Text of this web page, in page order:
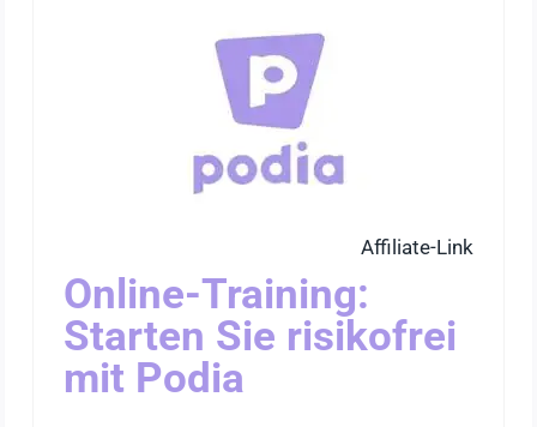
Affiliate-Link
Online-Training:
Starten Sie risikofrei
mit Podia